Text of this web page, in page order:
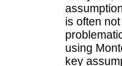
is often
using
key